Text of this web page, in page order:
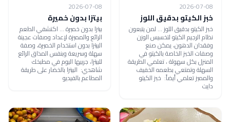
2026-07-08
خبز الكيتو بدقيق اللوز
خبز الكيتو بدقيق اللوز ... لمن يتبعون
نظام الرجيم الكيتو لتخسيس الوزن
وفقدان الدهون، يمكن صنع
وصفات الخبز الخاصة بالكيتو في
المنزل بكل سهولة ، تعلمي الطريقة
السهلة وتمتعي بطعمه الخفيف
والمميز تعلمي أيضاً: خبز الكيتو
دايت
2026-07-08
بيتزا بدون خميرة
بيتزا بدون خميرة ... اكتشفي الطعم
الرائع والمميزة لإعداد وصفات عجينة
البيتزا بدون استخدام الخميرة، وصفة
سهلة وسريعة وبنفس المذاق الرائع
للبيتزا، جربيها اليوم في مطبخك
شاهدي: البيتزا بالخضار على طريقة
المطاعم بالفيديو